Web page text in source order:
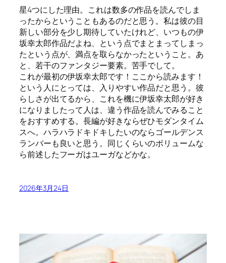
星4つにした理由。これは数多の作品を読んでしま
ったからということもあるのだと思う。私は彼の目
新しい部分を少し期待していたけれど、いつもの伊
坂幸太郎作品だよね、という点でまとまってしまっ
たという点が、満点を取らなかったということ。あ
と、若干のファンタジー要素。苦手でして。
これが最初の伊坂幸太郎です！ここから読みます！
という人にとっては、入りやすい作品だと思う。彼
らしさが出てるから、これを機に伊坂幸太郎が好き
になりましたって人は、違う作品を読んでみること
をおすすめする。長編が好きならぜひモダンタイム
スへ。ハラハラドキドキしたいのならゴールデンス
ランバーも良いと思う。同じくらいのボリュームな
ら前述したフーガはユーガなどかな。
2026年3月24日